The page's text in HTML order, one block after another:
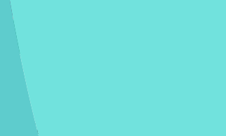
Embalaje de sus cajas